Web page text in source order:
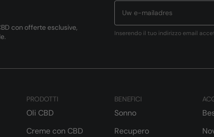
con offerte esclusive,
Inserendo il tuo indirizzo email
PRODOTTI
Oli CBD
Creme con CBD
BENEFICI
Sonno
Recupero